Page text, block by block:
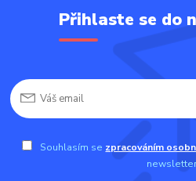
Přihlaste se do
Souhlasím se zpracováním